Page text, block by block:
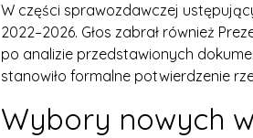
W części sprawozdawczej
2022–2026. Głos zabrał również
po analizie przedstawionych
stanowiło formalne potwierdzenie
Wybory nowych